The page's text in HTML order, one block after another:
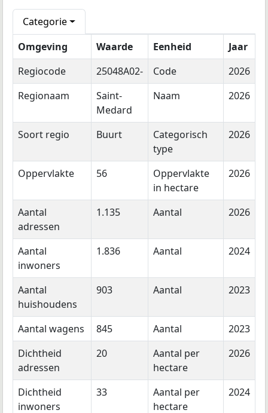
Categorie
Omgeving
Waarde Eenheid
Jaar
Regiocode
25048A02- Code
2026
Regionaam
Saint-
Medard
Naam 2026
Soort regio Buurt
Categorisch
type
2026
Oppervlakte 56
Oppervlakte
in hectare
2026
Aantal
adressen
1.135 Aantal 2026
Aantal
inwoners
1.836 Aantal 2024
Aantal
huishoudens
903 Aantal 2023
Aantal wagens 845 Aantal
2023
Dichtheid
adressen
20
Aantal per
hectare
2026
Dichtheid
inwoners
33
Aantal per
hectare
2024